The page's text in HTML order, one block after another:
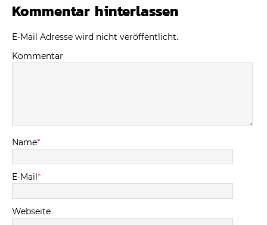
Kommentar hinterlassen
E-Mail Adresse wird nicht veröffentlicht.
Kommentar
Name*
E-Mail*
Webseite